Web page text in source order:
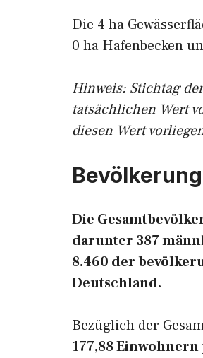
Die 4 ha
0 ha Hafenbecken
Hinweis: Stichtag
tatsächlichen Wert
diesen Wert
Die
darunter 387
8.460 der
Deutschland.
Bezüglich der
177,88